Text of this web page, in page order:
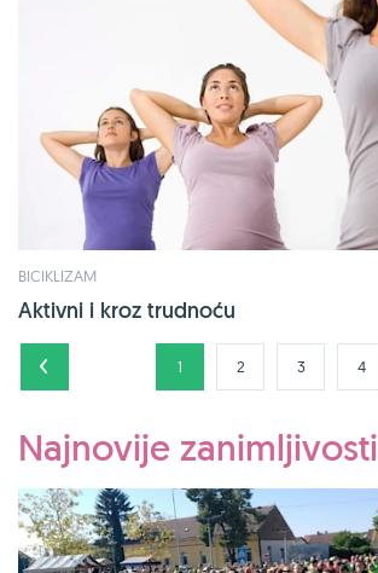
BICIKLIZAM
Aktivni i kroz trudnoću
1 2 3 4
Najnovije zanimljivosti